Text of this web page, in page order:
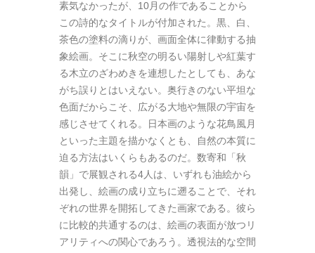
素気なかったが、 10月の作であることから
この詩的なタイトルが付加された。黒、白、
茶色の塗料の滴りが、画面全体に律動する抽
象絵画。そこに秋空の明るい陽射しや紅葉す
る木立のざわめきを連想したとしても、あな
がち誤りとはいえない。奥行きのない平坦な
色面だからこそ、広がる大地や無限の宇宙を
感じさせてくれる。日本画のような花鳥風月
といった主題を描かなくとも、自然の本質に
迫る方法はいくらもあるのだ。数寄和「秋
韻」で展観される4人は、いずれも油絵から
出発し、絵画の成り立ちに遡ることで、それ
ぞれの世界を開拓してきた画家である。彼ら
に比較的共通するのは、絵画の表面が放つリ
アリティへの関心であろう。透視法的な空間